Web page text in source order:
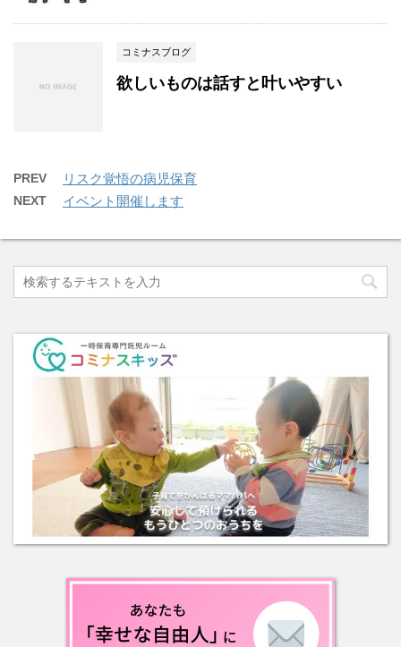
コミナスブログ
欲しいものは話すと叶いやすい
PREV リスク覚悟の病児保育
NEXT イベント開催します